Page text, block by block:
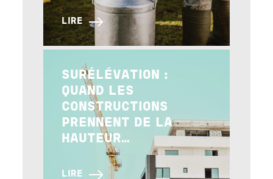
LIRE
SURÉLÉVATION :
QUAND LES
CONSTRUCTIONS
PRENNENT DE LA
HAUTEUR…
LIRE